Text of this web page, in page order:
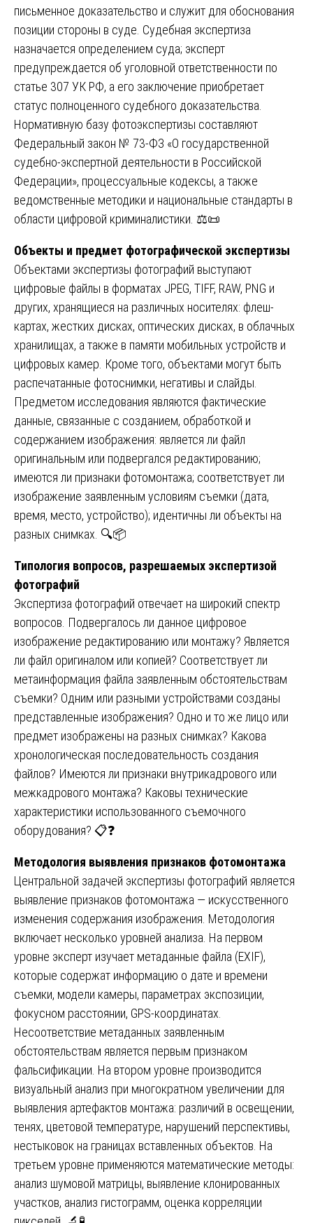
письменное доказательство и служит для обоснования
позиции стороны в суде. Судебная экспертиза
назначается определением суда; эксперт
предупреждается об уголовной ответственности по
статье 307 УК РФ, а его заключение приобретает
статус полноценного судебного доказательства.
Нормативную базу фотоэкспертизы составляют
Федеральный закон № 73-ФЗ «О государственной
судебно-экспертной деятельности в Российской
Федерации», процессуальные кодексы, а также
ведомственные методики и национальные стандарты в
области цифровой криминалистики. ⚖️📜
Объекты и предмет фотографической экспертизы
Объектами экспертизы фотографий выступают
цифровые файлы в форматах JPEG, TIFF, RAW, PNG и
других, хранящиеся на различных носителях: флеш-
картах, жестких дисках, оптических дисках, в облачных
хранилищах, а также в памяти мобильных устройств и
цифровых камер. Кроме того, объектами могут быть
распечатанные фотоснимки, негативы и слайды.
Предметом исследования являются фактические
данные, связанные с созданием, обработкой и
содержанием изображения: является ли файл
оригинальным или подвергался редактированию;
имеются ли признаки фотомонтажа; соответствует ли
изображение заявленным условиям съемки (дата,
время, место, устройство); идентичны ли объекты на
разных снимках. 🔍📦
Типология вопросов, разрешаемых экспертизой
фотографий
Экспертиза фотографий отвечает на широкий спектр
вопросов. Подвергалось ли данное цифровое
изображение редактированию или монтажу? Является
ли файл оригиналом или копией? Соответствует ли
метаинформация файла заявленным обстоятельствам
съемки? Одним или разными устройствами созданы
представленные изображения? Одно и то же лицо или
предмет изображены на разных снимках? Какова
хронологическая последовательность создания
файлов? Имеются ли признаки внутрикадрового или
межкадрового монтажа? Каковы технические
характеристики использованного съемочного
оборудования? 📋❓
Методология выявления признаков фотомонтажа
Центральной задачей экспертизы фотографий является
выявление признаков фотомонтажа — искусственного
изменения содержания изображения. Методология
включает несколько уровней анализа. На первом
уровне эксперт изучает метаданные файла (EXIF),
которые содержат информацию о дате и времени
съемки, модели камеры, параметрах экспозиции,
фокусном расстоянии, GPS-координатах.
Несоответствие метаданных заявленным
обстоятельствам является первым признаком
фальсификации. На втором уровне производится
визуальный анализ при многократном увеличении для
выявления артефактов монтажа: различий в освещении,
тенях, цветовой температуре, нарушений перспективы,
нестыковок на границах вставленных объектов. На
третьем уровне применяются математические методы:
анализ шумовой матрицы, выявление клонированных
участков, анализ гистограмм, оценка корреляции